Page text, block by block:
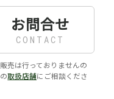
お問合せ
CONTACT
売は行っておりませんの
取扱店舗にご相談くださ